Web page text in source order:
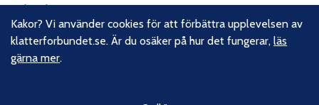
Nyhetsbrev
Kontakt
Kakor? Vi använder cookies för att förbättra upplevelsen av
klatterforbundet.se. Är du osäker på hur det fungerar,läs
gärna mer.